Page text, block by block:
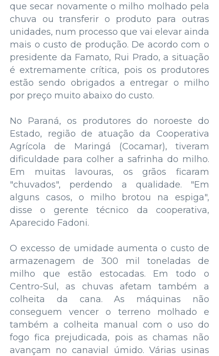
que secar novamente o milho molhado pela
chuva ou transferir o produto para outras
unidades, num processo que vai elevar ainda
mais o custo de produção. De acordo com o
presidente da Famato, Rui Prado, a situação
é extremamente crítica, pois os produtores
estão sendo obrigados a entregar o milho
por preço muito abaixo do custo.
No Paraná, os produtores do noroeste do
Estado, região de atuação da Cooperativa
Agrícola de Maringá (Cocamar), tiveram
dificuldade para colher a safrinha do milho.
Em muitas lavouras, os grãos ficaram
"chuvados", perdendo a qualidade. "Em
alguns casos, o milho brotou na espiga",
disse o gerente técnico da cooperativa,
Aparecido Fadoni.
O excesso de umidade aumenta o custo de
armazenagem de 300 mil toneladas de
milho que estão estocadas. Em todo o
Centro-Sul, as chuvas afetam também a
colheita da cana. As máquinas não
conseguem vencer o terreno molhado e
também a colheita manual com o uso do
fogo fica prejudicada, pois as chamas não
avançam no canavial úmido. Várias usinas